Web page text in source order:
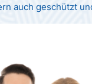
auch geschützt